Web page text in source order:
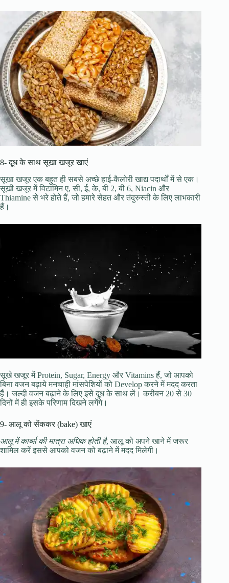
8- दूध के साथ सूखा खजूर खाएं
सूखा खजूर एक बहुत ही सबसे अच्छे हाई-कैलोरी खाद्य पदार्थों में से एक।
सूखी खजूर में विटामिन ए, सी, ई, के, बी 2, बी 6, Niacin और
Thiamine से भरे होते हैं, जो हमारे सेहत और तंदुरुस्ती के लिए लाभकारी
हैं।
सूखे खजूर में Protein, Sugar, Energy और Vitamins हैं, जो आपको
बिना वजन बढ़ाये मनचाही मांसपेशियों को Develop करने में मदद करता
हैं। जल्दी वजन बढ़ाने के लिए इसे दूध के साथ लें। करीबन 20 से 30
दिनों में ही इसके परिणाम दिखने लगेंगे।
9- आलू को सेंककर (bake) खाएं
आलू में कार्ब्स की मात्रा अधिक होती है, आलू को अपने खाने में जरूर
शामिल करें इससे आपको वजन को बढ़ाने में मदद मिलेगी।